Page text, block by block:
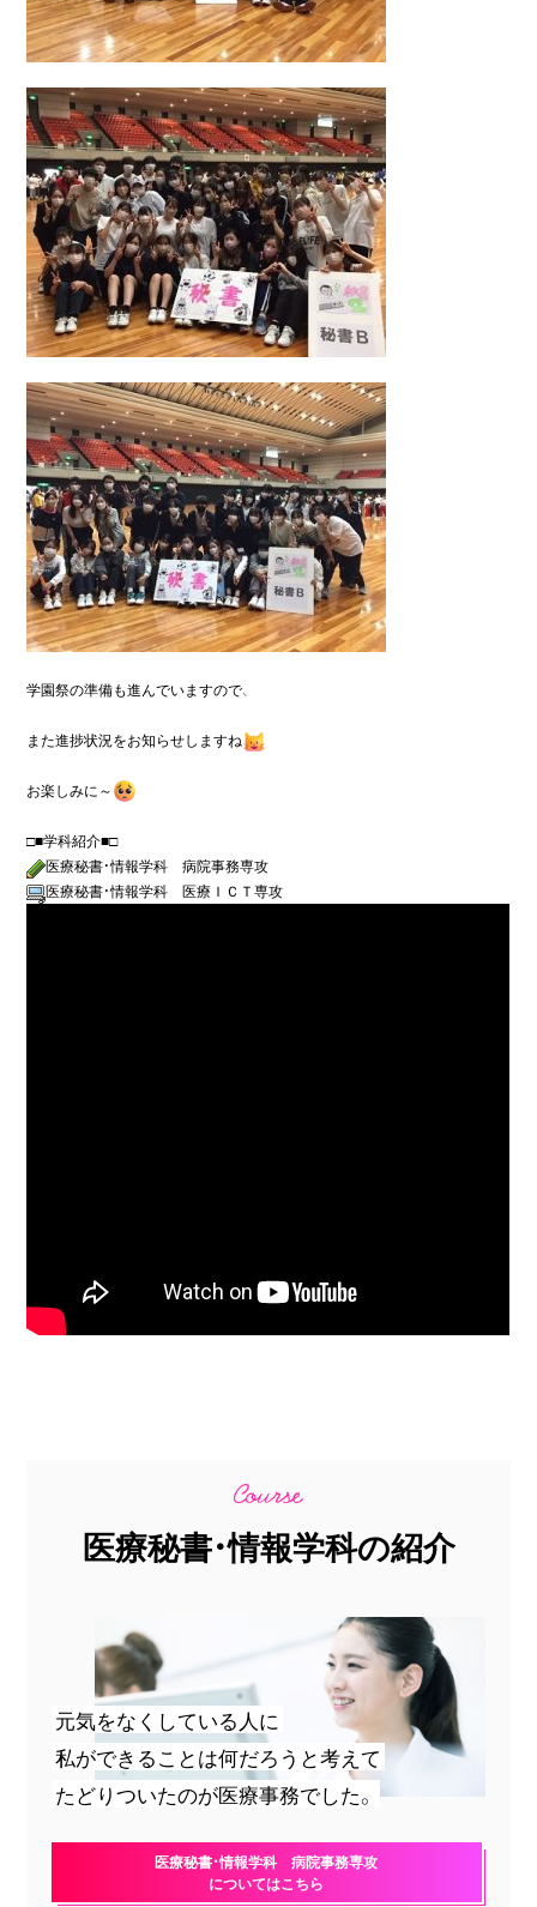
学園祭の準備も進んでいますので、
また進捗状況をお知らせしますね
お楽しみに～
□■学科紹介■□
医療秘書・情報学科　病院事務専攻
医療秘書・情報学科　医療ＩＣＴ専攻
医療秘書・情報学科の紹介
元気をなくしている人に
私ができることは何だろうと考えて
たどりついたのが医療事務でした。
医療秘書・情報学科 病院事務専攻
についてはこちら